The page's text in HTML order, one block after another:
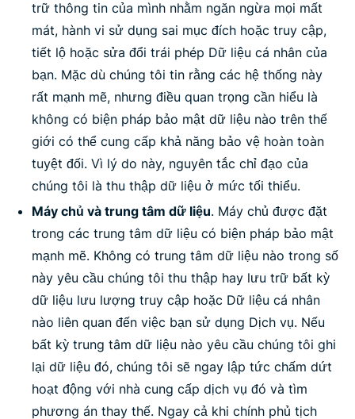
trữ thông tin của mình nhằm ngăn ngừa mọi mất
mát, hành vi sử dụng sai mục đích hoặc truy cập,
tiết lộ hoặc sửa đổi trái phép Dữ liệu cá nhân của
bạn. Mặc dù chúng tôi tin rằng các hệ thống này
rất mạnh mẽ, nhưng điều quan trọng cần hiểu là
không có biện pháp bảo mật dữ liệu nào trên thế
giới có thể cung cấp khả năng bảo vệ hoàn toàn
tuyệt đối. Vì lý do này, nguyên tắc chỉ đạo của
chúng tôi là thu thập dữ liệu ở mức tối thiểu.
Máy chủ và trung tâm dữ liệu. Máy chủ được đặt
trong các trung tâm dữ liệu có biện pháp bảo mật
mạnh mẽ. Không có trung tâm dữ liệu nào trong số
này yêu cầu chúng tôi thu thập hay lưu trữ bất kỳ
dữ liệu lưu lượng truy cập hoặc Dữ liệu cá nhân
nào liên quan đến việc bạn sử dụng Dịch vụ. Nếu
bất kỳ trung tâm dữ liệu nào yêu cầu chúng tôi ghi
lại dữ liệu đó, chúng tôi sẽ ngay lập tức chấm dứt
hoạt động với nhà cung cấp dịch vụ đó và tìm
phương án thay thế. Ngay cả khi chính phủ tịch